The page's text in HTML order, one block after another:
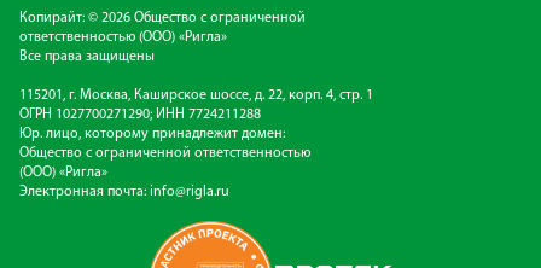
Копирайт: © 2026 Общество с ограниченной
ответственностью (ООО) «Ригла»
Все права защищены
115201, г. Москва, Каширское шоссе, д. 22, корп. 4, стр. 1
ОГРН 1027700271290; ИНН 7724211288
Юр. лицо, которому принадлежит домен:
Общество с ограниченной ответственностью
(ООО) «Ригла»
Электронная почта: info@rigla.ru